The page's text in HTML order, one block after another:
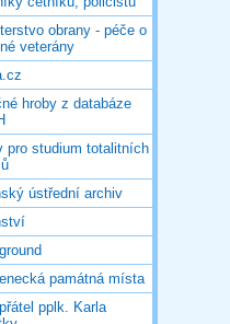
obrany - péče o
veterány
hroby z databáze
pro studium totalitních
ústřední archiv
památná místa
pplk. Karla